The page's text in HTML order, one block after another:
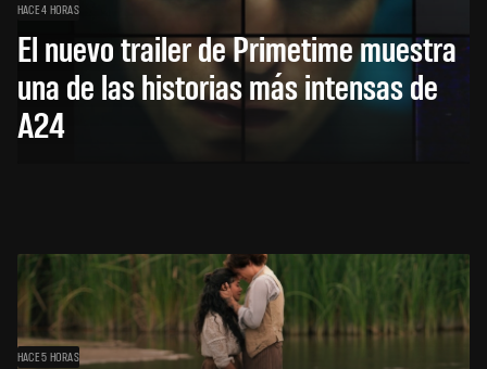
HACE 4 HORAS
El nuevo trailer de Primetime muestra
una de las historias más intensas de
A24
HACE 5 HORAS